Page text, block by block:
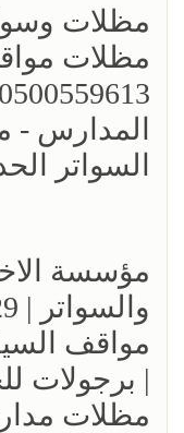
مظلات
مظلات
المدارس -
السواتر
مؤسسة
مواقف
| برجولات
مظلات